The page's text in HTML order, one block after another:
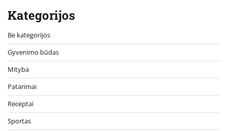
Kategorijos
Be kategorijos
Gyvenimo būdas
Mityba
Patarimai
Receptai
Sportas